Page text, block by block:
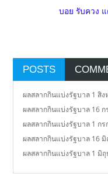
บอย รับควง
POSTS
ผลสลากกินแบ่งรัฐบาล 1 สิ
ผลสลากกินแบ่งรัฐบาล 16
ผลสลากกินแบ่งรัฐบาล 1 ก
ผลสลากกินแบ่งรัฐบาล 16
ผลสลากกินแบ่งรัฐบาล 1 มิ